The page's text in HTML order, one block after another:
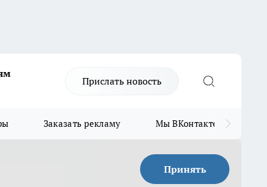
Прислать новость
Заказать рекламу Мы ВКонтакте
Принять